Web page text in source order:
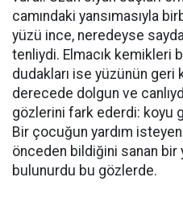
camındaki yansımasıyla
yüzü ince, neredeyse
tenliydi. Elmacık kemikleri
dudakları ise yüzünün geri
derecede dolgun ve
gözlerini fark ederdi: koyu
Bir çocuğun yardım isteyen
önceden bildiğini sanan bir
bulunurdu bu gözlerde.